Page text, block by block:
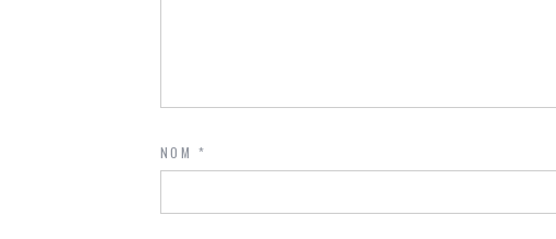
NOM *